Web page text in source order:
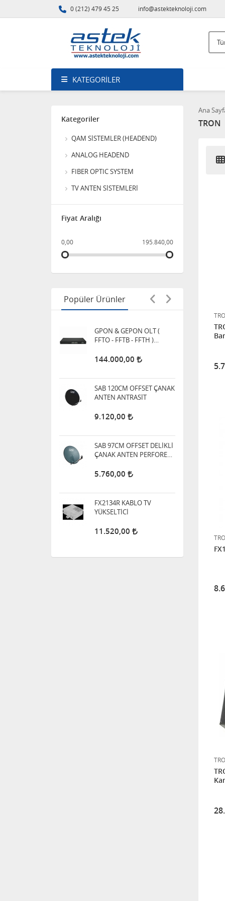
0 (212) 479 45 25 info@astekteknoloji.com
KATEGORILER
Kategoriler
QAM SİSTEMLER (HEADEND)
ANALOG HEADEND
FIBER OPTIC SYSTEM
TV ANTEN SİSTEMLERİ
Fiyat Aralığı
0,00 195.840,00
Popüler Ürünler
11.520,00
DIGITURK MDU Main ANFİ
(Yükseltici)
5.760,00
56,64
3.840,00
SAB 120CM OFFSET
PERFORE ANTRASİT
SWITCH
144.000,00
SAB 120CM OFFSET ÇANAK
ANTEN ANTRASİT
9.120,00
SAB 97CM OFFSET DELİKLİ
ÇANAK ANTEN PERFORE
5.760,00
FX2134R KABLO TV
YÜKSELTİCİ
11.520,00
DIGITURK MDU Main ANFİ
(Yükseltici)
5.760,00
Ana
TRON